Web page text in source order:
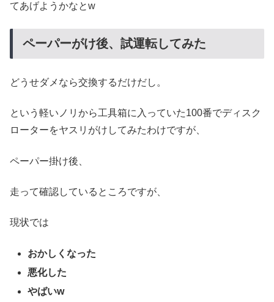
てあげようかなとw
ペーパーがけ後、試運転してみた
どうせダメなら交換するだけだし。
という軽いノリから工具箱に入っていた100番でディスク
ローターをヤスリがけしてみたわけですが、
ペーパー掛け後、
走って確認しているところですが、
現状では
おかしくなった
悪化した
やばいw